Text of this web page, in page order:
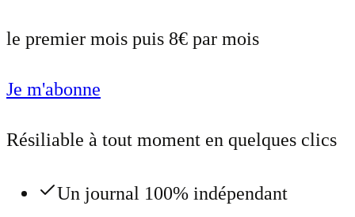
le premier mois puis 8€ par mois
Je m'abonne
Résiliable à tout moment en quelques clics
Un journal 100% indépendant